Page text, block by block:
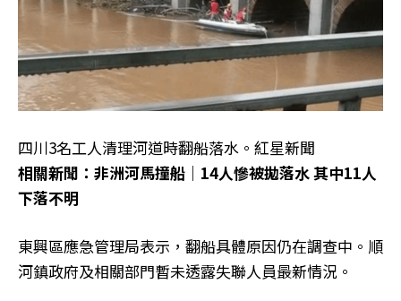
四川3名工人清理河道時翻船落水。紅星新聞
相關新聞：非洲河馬撞船｜14人慘被拋落水 其中11人
下落不明
東興區應急管理局表示，翻船具體原因仍在調查中。順
河鎮政府及相關部門暫未透露失聯人員最新情況。